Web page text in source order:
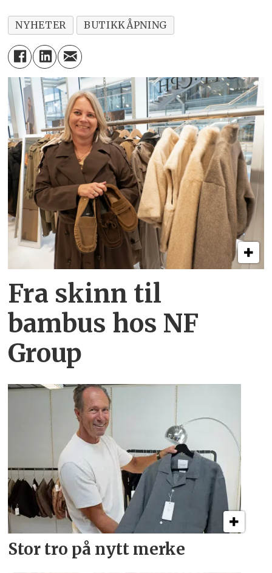
NYHETER BUTIKKÅPNING
Fra skinn til
bambus hos NF
Group
Stor tro på nytt merke